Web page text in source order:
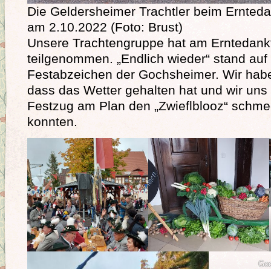
Die Geldersheimer Trachtler beim
am 2.10.2022 (Foto: Brust)
Unsere Trachtengruppe hat am
teilgenommen. „Endlich wieder“ stand
Festabzeichen der Gochsheimer. Wir
dass das Wetter gehalten hat und wir
Festzug am Plan den „Zwieflblooz“
konnten.